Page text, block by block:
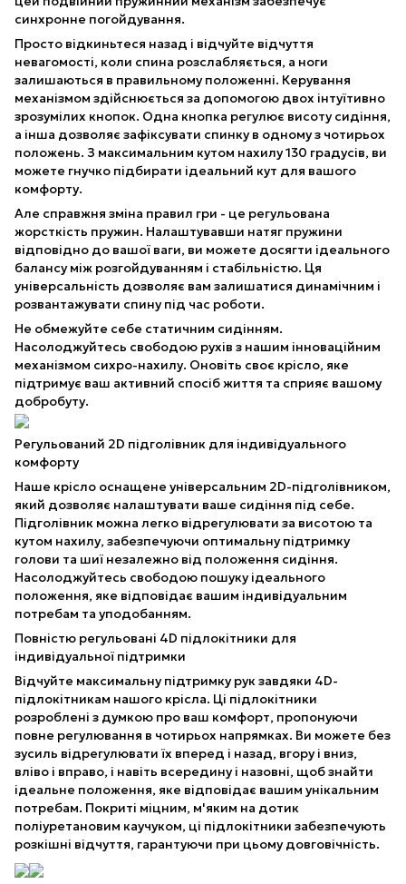
синхронне погойдування.
Просто відкиньтеся назад і відчуйте відчуття
невагомості, коли спина розслабляється, а ноги
залишаються в правильному положенні. Керування
механізмом здійснюється за допомогою двох інтуїтивно
зрозумілих кнопок. Одна кнопка регулює висоту сидіння,
а інша дозволяє зафіксувати спинку в одному з чотирьох
положень. З максимальним кутом нахилу 130 градусів, ви
можете гнучко підбирати ідеальний кут для вашого
комфорту.
Але справжня зміна правил гри - це регульована
жорсткість пружин. Налаштувавши натяг пружини
відповідно до вашої ваги, ви можете досягти ідеального
балансу між розгойдуванням і стабільністю. Ця
універсальність дозволяє вам залишатися динамічним і
розвантажувати спину під час роботи.
Не обмежуйте себе статичним сидінням.
Насолоджуйтесь свободою рухів з нашим інноваційним
механізмом сихро-нахилу. Оновіть своє крісло, яке
підтримує ваш активний спосіб життя та сприяє вашому
добробуту.
Регульований 2D підголівник для індивідуального
комфорту
Наше крісло оснащене універсальним 2D-підголівником,
який дозволяє налаштувати ваше сидіння під себе.
Підголівник можна легко відрегулювати за висотою та
кутом нахилу, забезпечуючи оптимальну підтримку
голови та шиї незалежно від положення сидіння.
Насолоджуйтесь свободою пошуку ідеального
положення, яке відповідає вашим індивідуальним
потребам та уподобанням.
Повністю регульовані 4D підлокітники для
індивідуальної підтримки
Відчуйте максимальну підтримку рук завдяки 4D-
підлокітникам нашого крісла. Ці підлокітники
розроблені з думкою про ваш комфорт, пропонуючи
повне регулювання в чотирьох напрямках. Ви можете без
зусиль відрегулювати їх вперед і назад, вгору і вниз,
вліво і вправо, і навіть всередину і назовні, щоб знайти
ідеальне положення, яке відповідає вашим унікальним
потребам. Покриті міцним, м'яким на дотик
поліуретановим каучуком, ці підлокітники забезпечують
розкішні відчуття, гарантуючи при цьому довговічність.